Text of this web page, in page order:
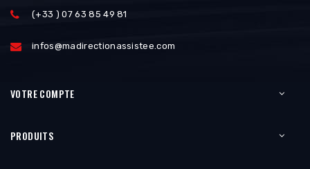
(+33 ) 07 63 85 49 81
infos@madirectionassistee.com
VOTRE COMPTE
PRODUITS